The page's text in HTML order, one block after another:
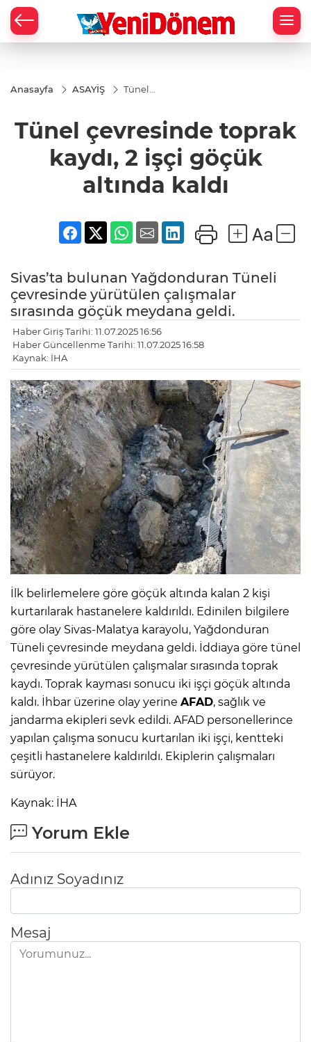
Anasayfa ASAYİŞ
Tünel
işçi göçük
kaldı
Tünel çevresinde toprak
kaydı, 2 işçi göçük
altında kaldı
Sivas’ta bulunan Yağdonduran Tüneli
çevresinde yürütülen çalışmalar
sırasında göçük meydana geldi.
Haber Giriş Tarihi: 11.07.2025 16:56
Haber Güncellenme Tarihi: 11.07.2025 16:58
Kaynak: İHA
İlk belirlemelere göre göçük altında kalan 2 kişi
kurtarılarak hastanelere kaldırıldı. Edinilen bilgilere
göre olay Sivas-Malatya karayolu, Yağdonduran
Tüneli çevresinde meydana geldi. İddiaya göre tünel
çevresinde yürütülen çalışmalar sırasında toprak
kaydı. Toprak kayması sonucu iki işçi göçük altında
kaldı. İhbar üzerine olay yerine AFAD, sağlık ve
jandarma ekipleri sevk edildi. AFAD personellerince
yapılan çalışma sonucu kurtarılan iki işçi, kentteki
çeşitli hastanelere kaldırıldı. Ekiplerin çalışmaları
sürüyor.
Kaynak: İHA
Yorum Ekle
Adınız Soyadınız
Mesaj